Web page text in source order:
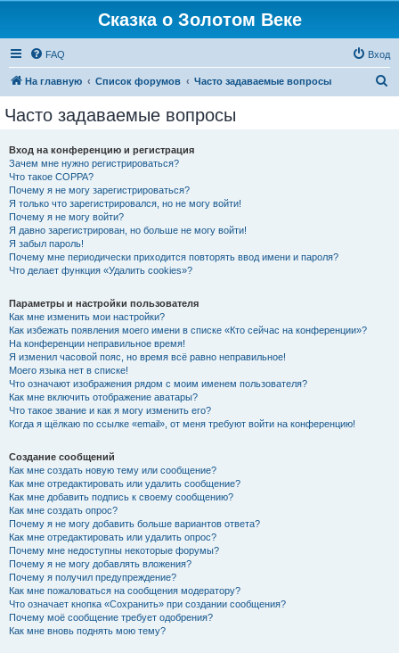
Сказка о Золотом Веке
FAQ Вход
На главную Список форумов Часто задаваемые вопросы
Часто задаваемые вопросы
Вход на конференцию и регистрация
Зачем мне нужно регистрироваться?
Что такое COPPA?
Почему я не могу зарегистрироваться?
Я только что зарегистрировался, но не могу войти!
Почему я не могу войти?
Я давно зарегистрирован, но больше не могу войти!
Я забыл пароль!
Почему мне периодически приходится повторять ввод имени и пароля?
Что делает функция «Удалить cookies»?
Параметры и настройки пользователя
Как мне изменить мои настройки?
Как избежать появления моего имени в списке «Кто сейчас на конференции»?
На конференции неправильное время!
Я изменил часовой пояс, но время всё равно неправильное!
Моего языка нет в списке!
Что означают изображения рядом с моим именем пользователя?
Как мне включить отображение аватары?
Что такое звание и как я могу изменить его?
Когда я щёлкаю по ссылке «email», от меня требуют войти на конференцию!
Создание сообщений
Как мне создать новую тему или сообщение?
Как мне отредактировать или удалить сообщение?
Как мне добавить подпись к своему сообщению?
Как мне создать опрос?
Почему я не могу добавить больше вариантов ответа?
Как мне отредактировать или удалить опрос?
Почему мне недоступны некоторые форумы?
Почему я не могу добавлять вложения?
Почему я получил предупреждение?
Как мне пожаловаться на сообщения модератору?
Что означает кнопка «Сохранить» при создании сообщения?
Почему моё сообщение требует одобрения?
Как мне вновь поднять мою тему?